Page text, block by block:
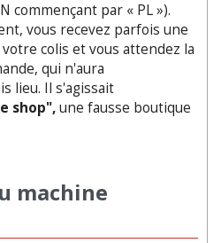
commençant par « PL »).
vous recevez parfois une
colis et vous attendez la
qui n'aura
lieu. Il s'agissait
shop",une fausse boutique
machine